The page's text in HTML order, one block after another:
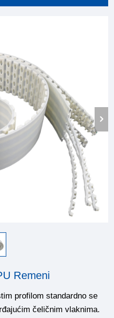
Remeni
profilom standardno se
čeličnim vlaknima.